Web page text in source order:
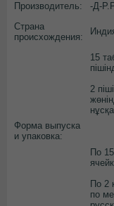
Производитель:
-Д-
Страна
происхождения:
Форма выпуска
и упаковка:
15
2
По
По 2
по